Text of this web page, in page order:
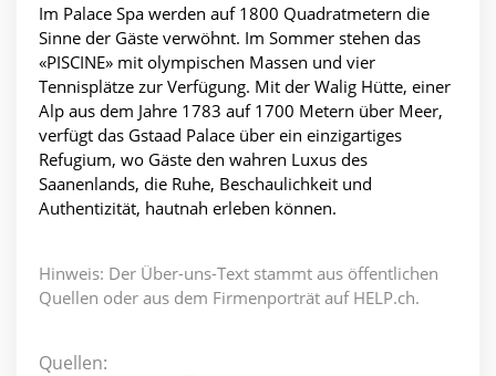
Im Palace Spa werden auf 1800 Quadratmetern die
Sinne der Gäste verwöhnt. Im Sommer stehen das
«PISCINE» mit olympischen Massen und vier
Tennisplätze zur Verfügung. Mit der Walig Hütte, einer
Alp aus dem Jahre 1783 auf 1700 Metern über Meer,
verfügt das Gstaad Palace über ein einzigartiges
Refugium, wo Gäste den wahren Luxus des
Saanenlands, die Ruhe, Beschaulichkeit und
Authentizität, hautnah erleben können.
Hinweis: Der Über-uns-Text stammt aus öffentlichen
Quellen oder aus dem Firmenporträt auf HELP.ch.
Quellen: